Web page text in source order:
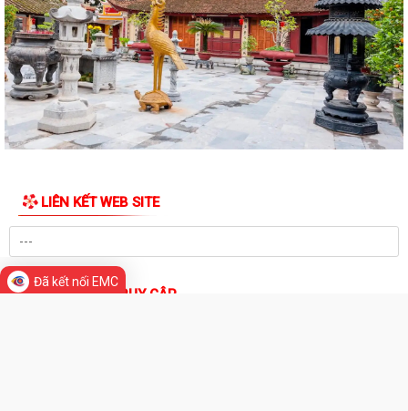
Thông báo về việc niêm yết công khai danh mục thủ tục hành chính
được sửa đổi, bổ sung thuộc phạm...
Xã Thanh Miện tổ chức trọng thể Lễ dâng hương, thắp nến tri ân các
Anh hùng liệt sĩ nhân kỷ niệm 79...
Kỷ niệm 79 năm ngày Thương binh - Liệt sĩ
nhận quyền sử dụng đất, quyền sở...
Thông báo niêm yết Kết quả kiểm tra hồ sơ đăng ký đất đai, cấp Giấy
chứng nhận quyền sử dụng đất,...
LIÊN KẾT WEB SITE
THỐNG KÊ TRUY CẬP
Đã kết nối EMC